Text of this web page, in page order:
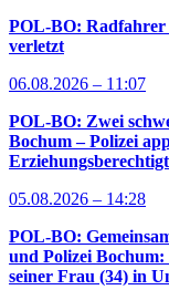
POL-BO: Radfahrer
verletzt
06.08.2026 – 11:07
POL-BO: Zwei
Bochum – Polizei
05.08.2026 – 14:28
POL-BO:
und Polizei
seiner Frau (34) in